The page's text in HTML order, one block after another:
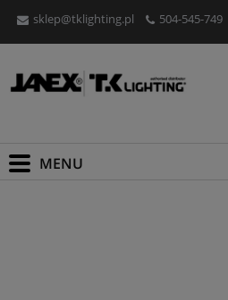
sklep@tklighting.pl 504-545-749